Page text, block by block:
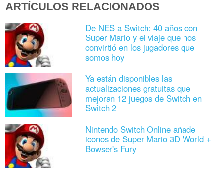
ARTÍCULOS RELACIONADOS
De NES a Switch: 40 años con
Super Mario y el viaje que nos
convirtió en los jugadores que
somos hoy
Ya están disponibles las
actualizaciones gratuitas que
mejoran 12 juegos de Switch en
Switch 2
Nintendo Switch Online añade
iconos de Super Mario 3D World +
Bowser's Fury